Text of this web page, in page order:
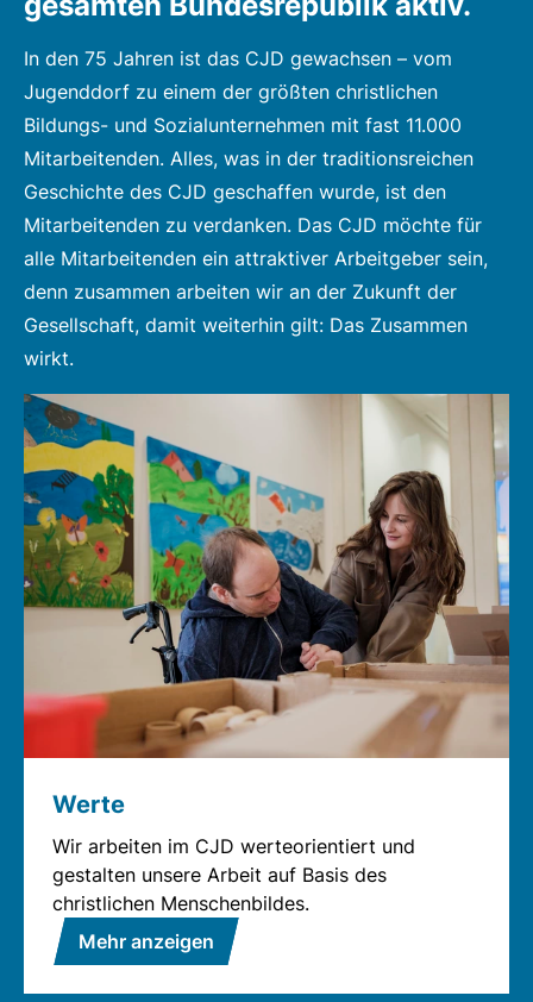
willkommen. Wagen Sie einen beruflichen
finden Sie unsere Stellen.
In den 75 Jahren ist das CJD gewachsen – vom
Jugenddorf zu einem der größten christlichen
Bildungs- und Sozialunternehmen mit fast 11.000
Mitarbeitenden. Alles, was in der traditionsreichen
Geschichte des CJD geschaffen wurde, ist den
Mitarbeitenden zu verdanken. Das CJD möchte für
alle Mitarbeitenden ein attraktiver Arbeitgeber sein,
denn zusammen arbeiten wir an der Zukunft der
Gesellschaft, damit weiterhin gilt: Das Zusammen
wirkt.
Werte
Wir arbeiten im CJD werteorientiert und
gestalten unsere Arbeit auf Basis des
christlichen Menschenbildes.
Mehr anzeigen